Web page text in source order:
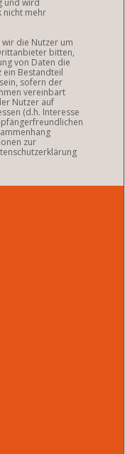
nicht mehr
wir die Nutzer um
bitten,
von Daten die
ein Bestandteil
sofern der
vereinbart
Nutzer auf
(d.h. Interesse
zur